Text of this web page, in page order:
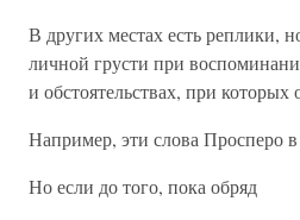
В других местах есть реплики,
личной грусти при
и обстоятельствах, при
Например, эти слова Просперо
Но если до того, пока обряд